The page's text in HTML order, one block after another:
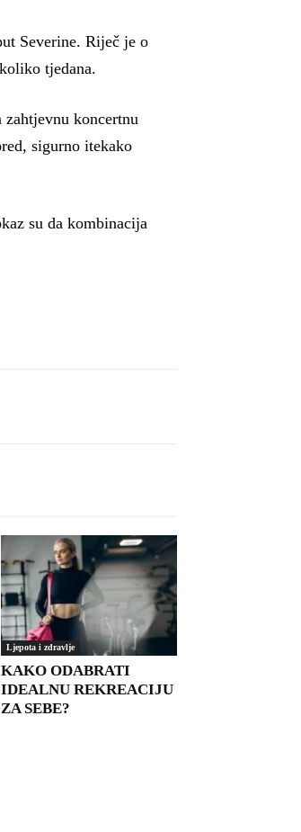
Severine. Riječ je o
tjedana.
koncertnu
sigurno itekako
su da kombinacija
Ljepota i zdravlje
KAKO ODABRATI
IDEALNU REKREACIJU
ZA SEBE?